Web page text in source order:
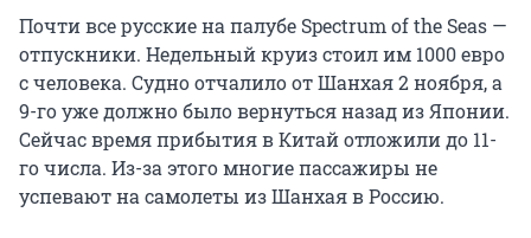
Почти все русские на палубе Spectrum of the Seas —
отпускники. Недельный круиз стоил им 1000 евро
с человека. Судно отчалило от Шанхая 2 ноября, а
9-го уже должно было вернуться назад из Японии.
Сейчас время прибытия в Китай отложили до 11-
го числа. Из-за этого многие пассажиры не
успевают на самолеты из Шанхая в Россию.